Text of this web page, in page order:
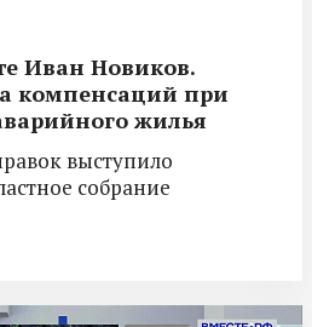
Иван Новиков.
компенсаций при
жилья
выступило
собрание